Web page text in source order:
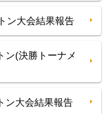
ン大会結果報告
ン(決勝トーナメ
ン大会結果報告